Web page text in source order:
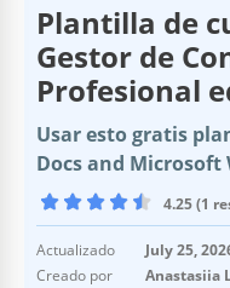
Plantilla de
Gestor de
Profesional
Usar esto gratis
Docs and Microsoft
4.25 (1
Actualizado
July 25,
Creado por
Anastasiia